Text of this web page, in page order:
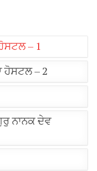
– 1
ਹੋਸਟਲ – 2
ਨਾਨਕ ਦੇਵ